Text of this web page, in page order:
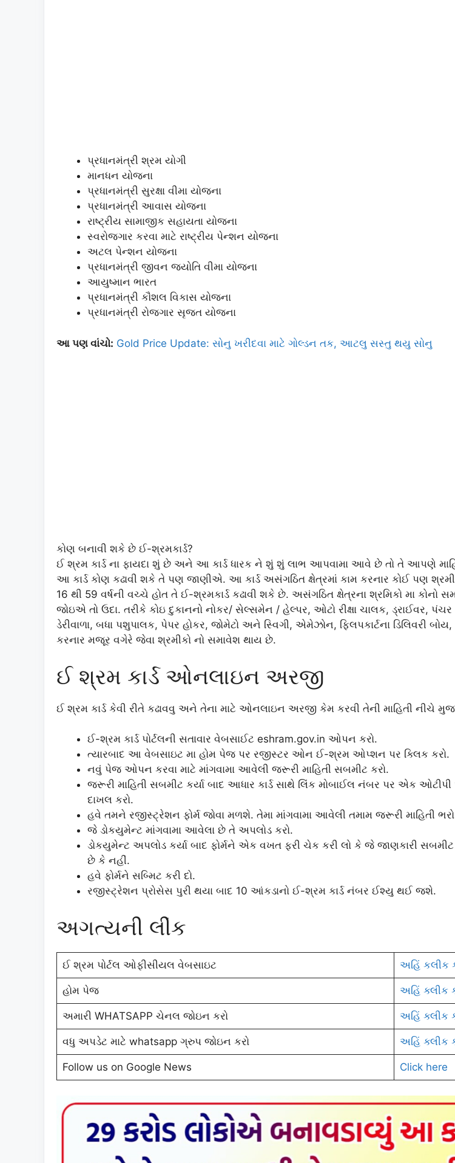
પ્રધાનમંત્રી શ્રમ યોગી
માનધન યોજના
પ્રધાનમંત્રી સુરક્ષા વીમા યોજના
પ્રધાનમંત્રી આવાસ યોજના
રાષ્ટ્રીય સામાજીક સહાયતા યોજના
સ્વરોજગાર કરવા માટે રાષ્ટ્રીય પેન્શન યોજના
અટલ પેન્શન યોજના
પ્રધાનમંત્રી જીવન જ્યોતિ વીમા યોજના
આયુષ્માન ભારત
પ્રધાનમંત્રી કૌશલ વિકાસ યોજના
પ્રધાનમંત્રી રોજગાર સૃજત યોજના
આ પણ વાંચો: Gold Price Update: સોનુ ખરીદવા માટે ગોલ્ડન તક, આટલુ સસ્તુ થયુ સોનુ
કોણ બનાવી શકે છે ઈ-શ્રમકાર્ડ?
ઈ શ્રમ કાર્ડ ના ફાયદા શું છે અને આ કાર્ડ ધારક ને શું શું લાભ આપવામા આવે છે તો તે આપણે
આ કાર્ડ કોણ કઢાવી શકે તે પણ જાણીએ. આ કાર્ડ અસંગઠિત ક્ષેત્રમાં કામ કરનાર કોઈ પણ
16 થી 59 વર્ષની વચ્ચે હોત તે ઈ-શ્રમકાર્ડ કઢાવી શકે છે. અસંગઠિત ક્ષેત્રના શ્રમિકો મા કોનો
જોઇએ તો ઉદા. તરીકે કોઇ દુકાનનો નોકર/ સેલ્સમેન / હેલ્પર, ઓટો રીક્ષા ચાલક, ડ્રાઈવર, પંચર
ડેરીવાળા, બધા પશુપાલક, પેપર હોકર, જોમેટો અને સ્વિગી, એમેઝોન, ફ્લિપકાર્ટના ડિલિવરી બોય,
કરનાર મજૂર વગેરે જેવા શ્રમીકો નો સમાવેશ થાય છે.
ઈ શ્રમ કાર્ડ ઓનલાઇન અરજી
ઈ શ્રમ કાર્ડ કેવી રીતે કઢાવવુ અને તેના માટે ઓનલાઇન અરજી કેમ કરવી તેની માહિતી નીચે
ઈ-શ્રમ કાર્ડ પોર્ટલની સતાવાર વેબસાઈટ eshram.gov.in ઓપન કરો.
ત્યારબાદ આ વેબસાઇટ મા હોમ પેજ પર રજીસ્ટર ઓન ઈ-શ્રમ ઓપ્શન પર ક્લિક કરો.
નવું પેજ ઓપન કરવા માટે માંગવામા આવેલી જરૂરી માહિતી સબમીટ કરો.
જરૂરી માહિતી સબમીટ કર્યા બાદ આધાર કાર્ડ સાથે લિંક મોબાઈલ નંબર પર એક
દાખલ કરો.
હવે તમને રજીસ્ટ્રેશન ફોર્મ જોવા મળશે. તેમા માંગવામા આવેલી તમામ જરૂરી માહિતી
જે ડોકયુમેન્ટ માંગવામા આવેલા છે તે અપલોડ કરો.
ડોકયુમેન્ટ અપલોડ કર્યા બાદ ફોર્મને એક વખત ફરી ચેક કરી લો કે જે જાણકારી સબમીટ
છે કે નહીં.
હવે ફોર્મને સબ્મિટ કરી દો.
રજીસ્ટ્રેશન પ્રોસેસ પુરી થયા બાદ 10 આંકડાનો ઈ-શ્રમ કાર્ડ નંબર ઈશ્યુ થઈ જશે.
અગત્યની લીંક
ઈ શ્રમ પોર્ટલ ઓફીસીયલ વેબસાઇટ અહિં કલીક
હોમ પેજ અહિં ક્લીક
અમારી WHATSAPP ચેનલ જોઇન કરો અહિં ક્લીક
વધુ અપડેટ માટે whatsapp ગ્રુપ જોઇન કરો અહિં ક્લીક
Follow us on Google News Click here